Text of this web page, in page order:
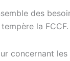
des
la FCCF.
concernant